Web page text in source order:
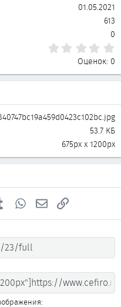
01.05.2021
613
0
Оценок: 0
53.7 КБ
675px x 1200px
Tumblr WhatsAppЭлектронная почта
Ссылка